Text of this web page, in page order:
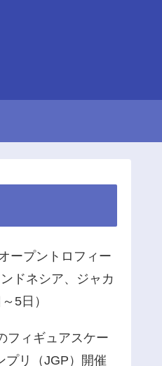
ープントロフィー
ドネシア、ジャカ
5日）
フィギュアスケー
プリ（JGP）開催